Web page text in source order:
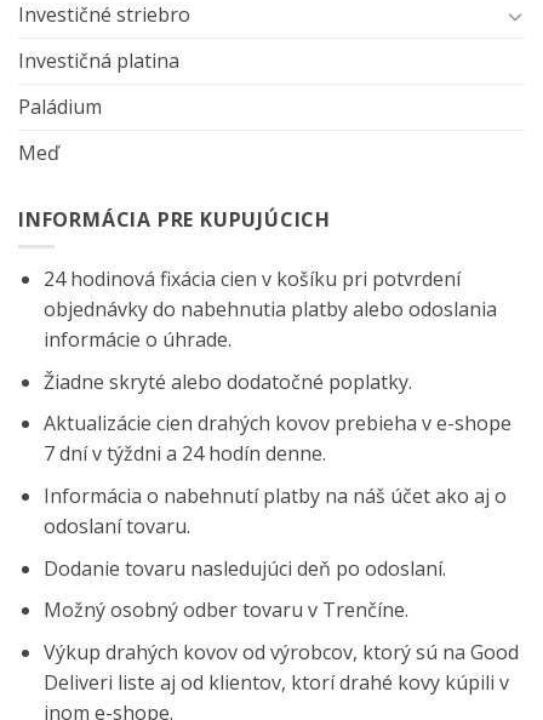
Investičné striebro
Investičná platina
Paládium
Meď
INFORMÁCIA PRE KUPUJÚCICH
24 hodinová fixácia cien v košíku pri potvrdení
objednávky do nabehnutia platby alebo odoslania
informácie o úhrade.
Žiadne skryté alebo dodatočné poplatky.
Aktualizácie cien drahých kovov prebieha v e-shope
7 dní v týždni a 24 hodín denne.
Informácia o nabehnutí platby na náš účet ako aj o
odoslaní tovaru.
Dodanie tovaru nasledujúci deň po odoslaní.
Možný osobný odber tovaru v Trenčíne.
Výkup drahých kovov od výrobcov, ktorý sú na Good
Deliveri liste aj od klientov, ktorí drahé kovy kúpili v
inom e-shope.